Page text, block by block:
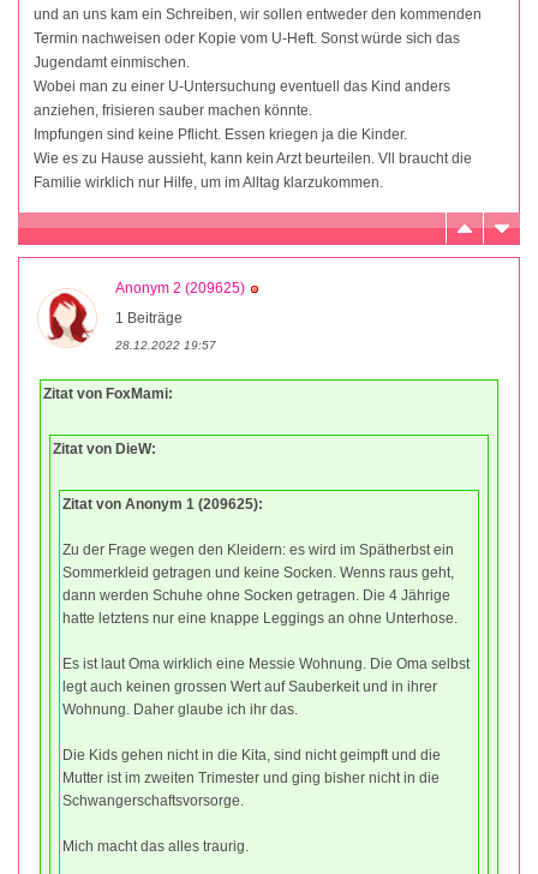
und an uns kam ein Schreiben, wir sollen entweder den kommenden
Termin nachweisen oder Kopie vom U-Heft. Sonst würde sich das
Jugendamt einmischen.
Wobei man zu einer U-Untersuchung eventuell das Kind anders
anziehen, frisieren sauber machen könnte.
Impfungen sind keine Pflicht. Essen kriegen ja die Kinder.
Wie es zu Hause aussieht, kann kein Arzt beurteilen. Vll braucht die
Familie wirklich nur Hilfe, um im Alltag klarzukommen.
Anonym 2 (209625)
1 Beiträge
28.12.2022 19:57
Zitat von FoxMami:
Zitat von DieW:
Zitat von Anonym 1 (209625):
Zu der Frage wegen den Kleidern: es wird im Spätherbst ein
Sommerkleid getragen und keine Socken. Wenns raus geht,
dann werden Schuhe ohne Socken getragen. Die 4 Jährige
hatte letztens nur eine knappe Leggings an ohne Unterhose.
Es ist laut Oma wirklich eine Messie Wohnung. Die Oma selbst
legt auch keinen grossen Wert auf Sauberkeit und in ihrer
Wohnung. Daher glaube ich ihr das.
Die Kids gehen nicht in die Kita, sind nicht geimpft und die
Mutter ist im zweiten Trimester und ging bisher nicht in die
Schwangerschaftsvorsorge.
Mich macht das alles traurig.